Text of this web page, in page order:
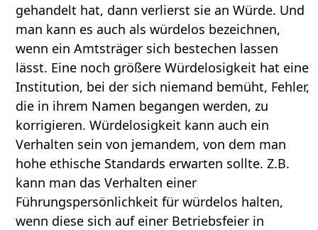
gehandelt hat, dann verlierst sie an Würde. Und
man kann es auch als würdelos bezeichnen,
wenn ein Amtsträger sich bestechen lassen
lässt. Eine noch größere Würdelosigkeit hat eine
Institution, bei der sich niemand bemüht, Fehler,
die in ihrem Namen begangen werden, zu
korrigieren. Würdelosigkeit kann auch ein
Verhalten sein von jemandem, von dem man
hohe ethische Standards erwarten sollte. Z.B.
kann man das Verhalten einer
Führungspersönlichkeit für würdelos halten,
wenn diese sich auf einer Betriebsfeier in